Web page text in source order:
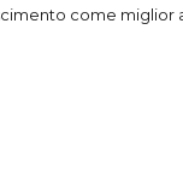
come miglior